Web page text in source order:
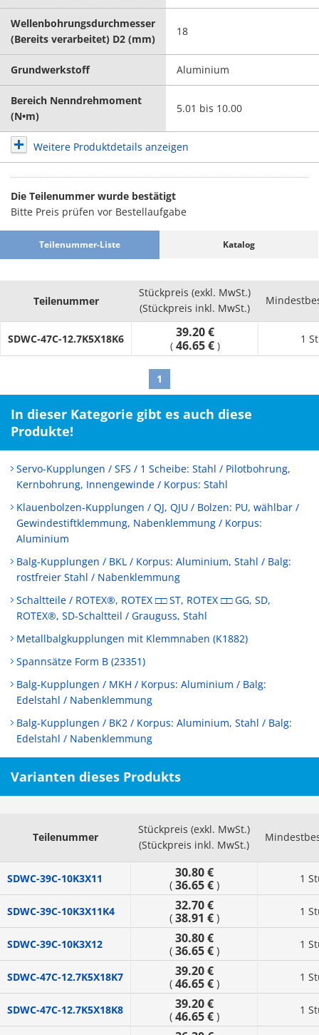
Wellenbohrungsdurchmesser
(Bereits verarbeitet) D2 (mm)
18
Grundwerkstoff Aluminium
Bereich Nenndrehmoment
(N•m)
5.01 bis 10.00
Weitere Produktdetails anzeigen
Die Teilenummer wurde bestätigt
Bitte Preis prüfen vor Bestellaufgabe
Teilenummer-Liste Katalog
Teilenummer
Stückpreis (exkl. MwSt.)
(Stückpreis inkl. MwSt.)
SDWC-47C-12.7K5X18K6 39.20 €
( 46.65 € )
1
1
In dieser Kategorie gibt es auch diese
Produkte!
Servo-Kupplungen / SFS / 1 Scheibe: Stahl / Pilotbohrung,
Kernbohrung, Innengewinde / Korpus: Stahl
Klauenbolzen-Kupplungen / QJ, QJU / Bolzen: PU, wählbar /
Gewindestiftklemmung, Nabenklemmung / Korpus:
Aluminium
Balg-Kupplungen / BKL / Korpus: Aluminium, Stahl / Balg:
rostfreier Stahl / Nabenklemmung
Schaltteile / ROTEX®, ROTEX □□ ST, ROTEX □□ GG, SD,
ROTEX®, SD-Schaltteil / Grauguss, Stahl
Metallbalgkupplungen mit Klemmnaben (K1882)
Spannsätze Form B (23351)
Balg-Kupplungen / MKH / Korpus: Aluminium / Balg:
Edelstahl / Nabenklemmung
Balg-Kupplungen / BK2 / Korpus: Aluminium, Stahl / Balg:
Edelstahl / Nabenklemmung
Varianten dieses Produkts
Teilenummer
Stückpreis (exkl. MwSt.)
(Stückpreis inkl. MwSt.)
SDWC-39C-10K3X11 30.80 €
( 36.65 €) 1
SDWC-39C-10K3X11K4 32.70 €
( 38.91 €) 1
SDWC-39C-10K3X12 30.80 €
( 36.65 €) 1
SDWC-47C-12.7K5X18K7 39.20 €
( 46.65 €) 1
SDWC-47C-12.7K5X18K8 39.20 €
( 46.65 €) 1